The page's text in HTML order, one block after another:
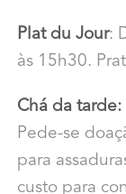
Plat du Jour:
às 15h30.
Chá da tarde:
Pede-se
para
custo para